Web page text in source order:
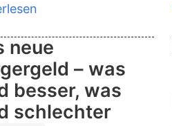
und
soziale
Frage
zusammendenken!
neue
– was
besser, was
schlechter